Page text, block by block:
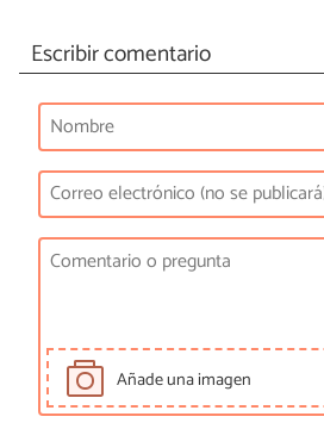
Escribir comentario
Añade una imagen